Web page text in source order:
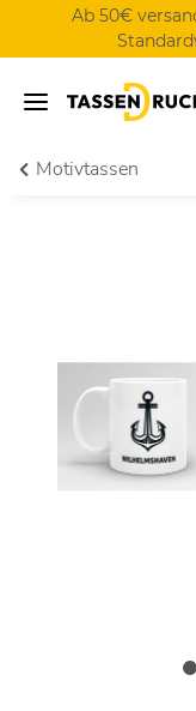
Ab 50€
Motivtassen